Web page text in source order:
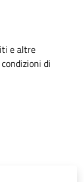
e altre
di